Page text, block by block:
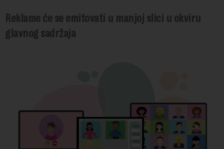
Reklame će se emitovati u manjoj slici u okviru
glavnog sadržaja